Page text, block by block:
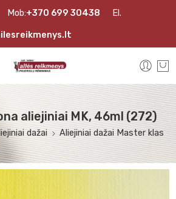
Mob:+370 699 30438 El.
aliejiniai MK, 46ml (272)
dažai Aliejiniai dažai Master klas